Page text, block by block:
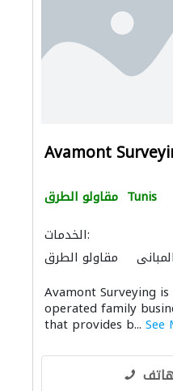
Avamont
مقاولو الطرق Tunis
الخدمات:
مقاولو الطرق
Avamont Surveying
operated family
that provides b... See